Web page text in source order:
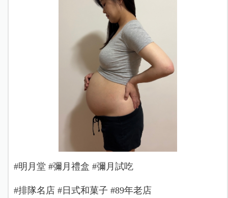
#明月堂 #彌月禮盒 #彌月試吃
#排隊名店 #日式和菓子 #89年老店